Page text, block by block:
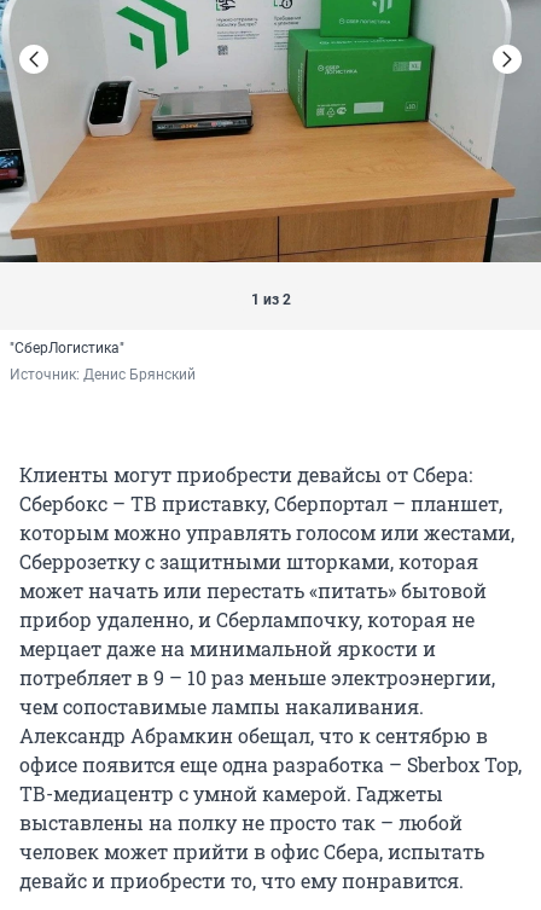
1 из 2
"СберЛогистика"
Источник: Денис Брянский
Клиенты могут приобрести девайсы от Сбера:
Сбербокс – ТВ приставку, Сберпортал – планшет,
которым можно управлять голосом или жестами,
Сберрозетку с защитными шторками, которая
может начать или перестать «питать» бытовой
прибор удаленно, и Сберлампочку, которая не
мерцает даже на минимальной яркости и
потребляет в 9 – 10 раз меньше электроэнергии,
чем сопоставимые лампы накаливания.
Александр Абрамкин обещал, что к сентябрю в
офисе появится еще одна разработка – Sberbox Top,
ТВ-медиацентр с умной камерой. Гаджеты
выставлены на полку не просто так – любой
человек может прийти в офис Сбера, испытать
девайс и приобрести то, что ему понравится.